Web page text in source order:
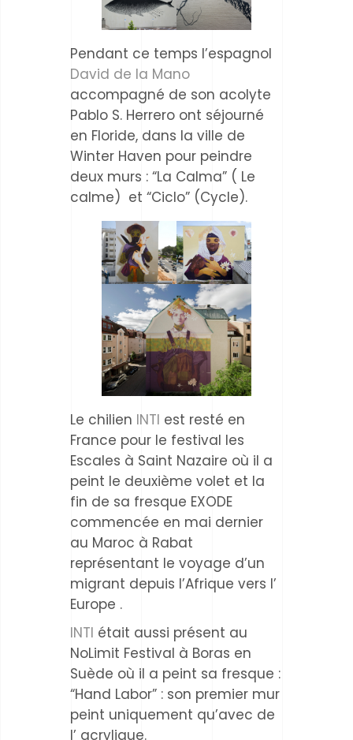
Pendant ce temps l’espagnol
David de la Mano
accompagné de son acolyte
Pablo S. Herrero ont séjourné
en Floride, dans la ville de
Winter Haven pour peindre
deux murs : “La Calma” ( Le
calme) et “Ciclo” (Cycle).
Le chilien INTI est resté en
France pour le festival les
Escales à Saint Nazaire où il a
peint le deuxième volet et la
fin de sa fresque EXODE
commencée en mai dernier
au Maroc à Rabat
représentant le voyage d’un
migrant depuis l’Afrique vers l’
Europe .
INTI était aussi présent au
NoLimit Festival à Boras en
Suède où il a peint sa fresque :
“Hand Labor” : son premier mur
peint uniquement qu’avec de
l’ acrylique.